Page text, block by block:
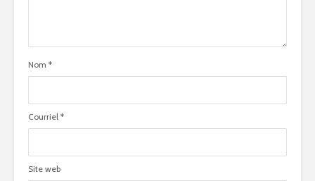
Nom *
Courriel *
Site web